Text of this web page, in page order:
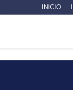
INICIO